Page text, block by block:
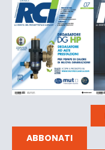
ABBONATI